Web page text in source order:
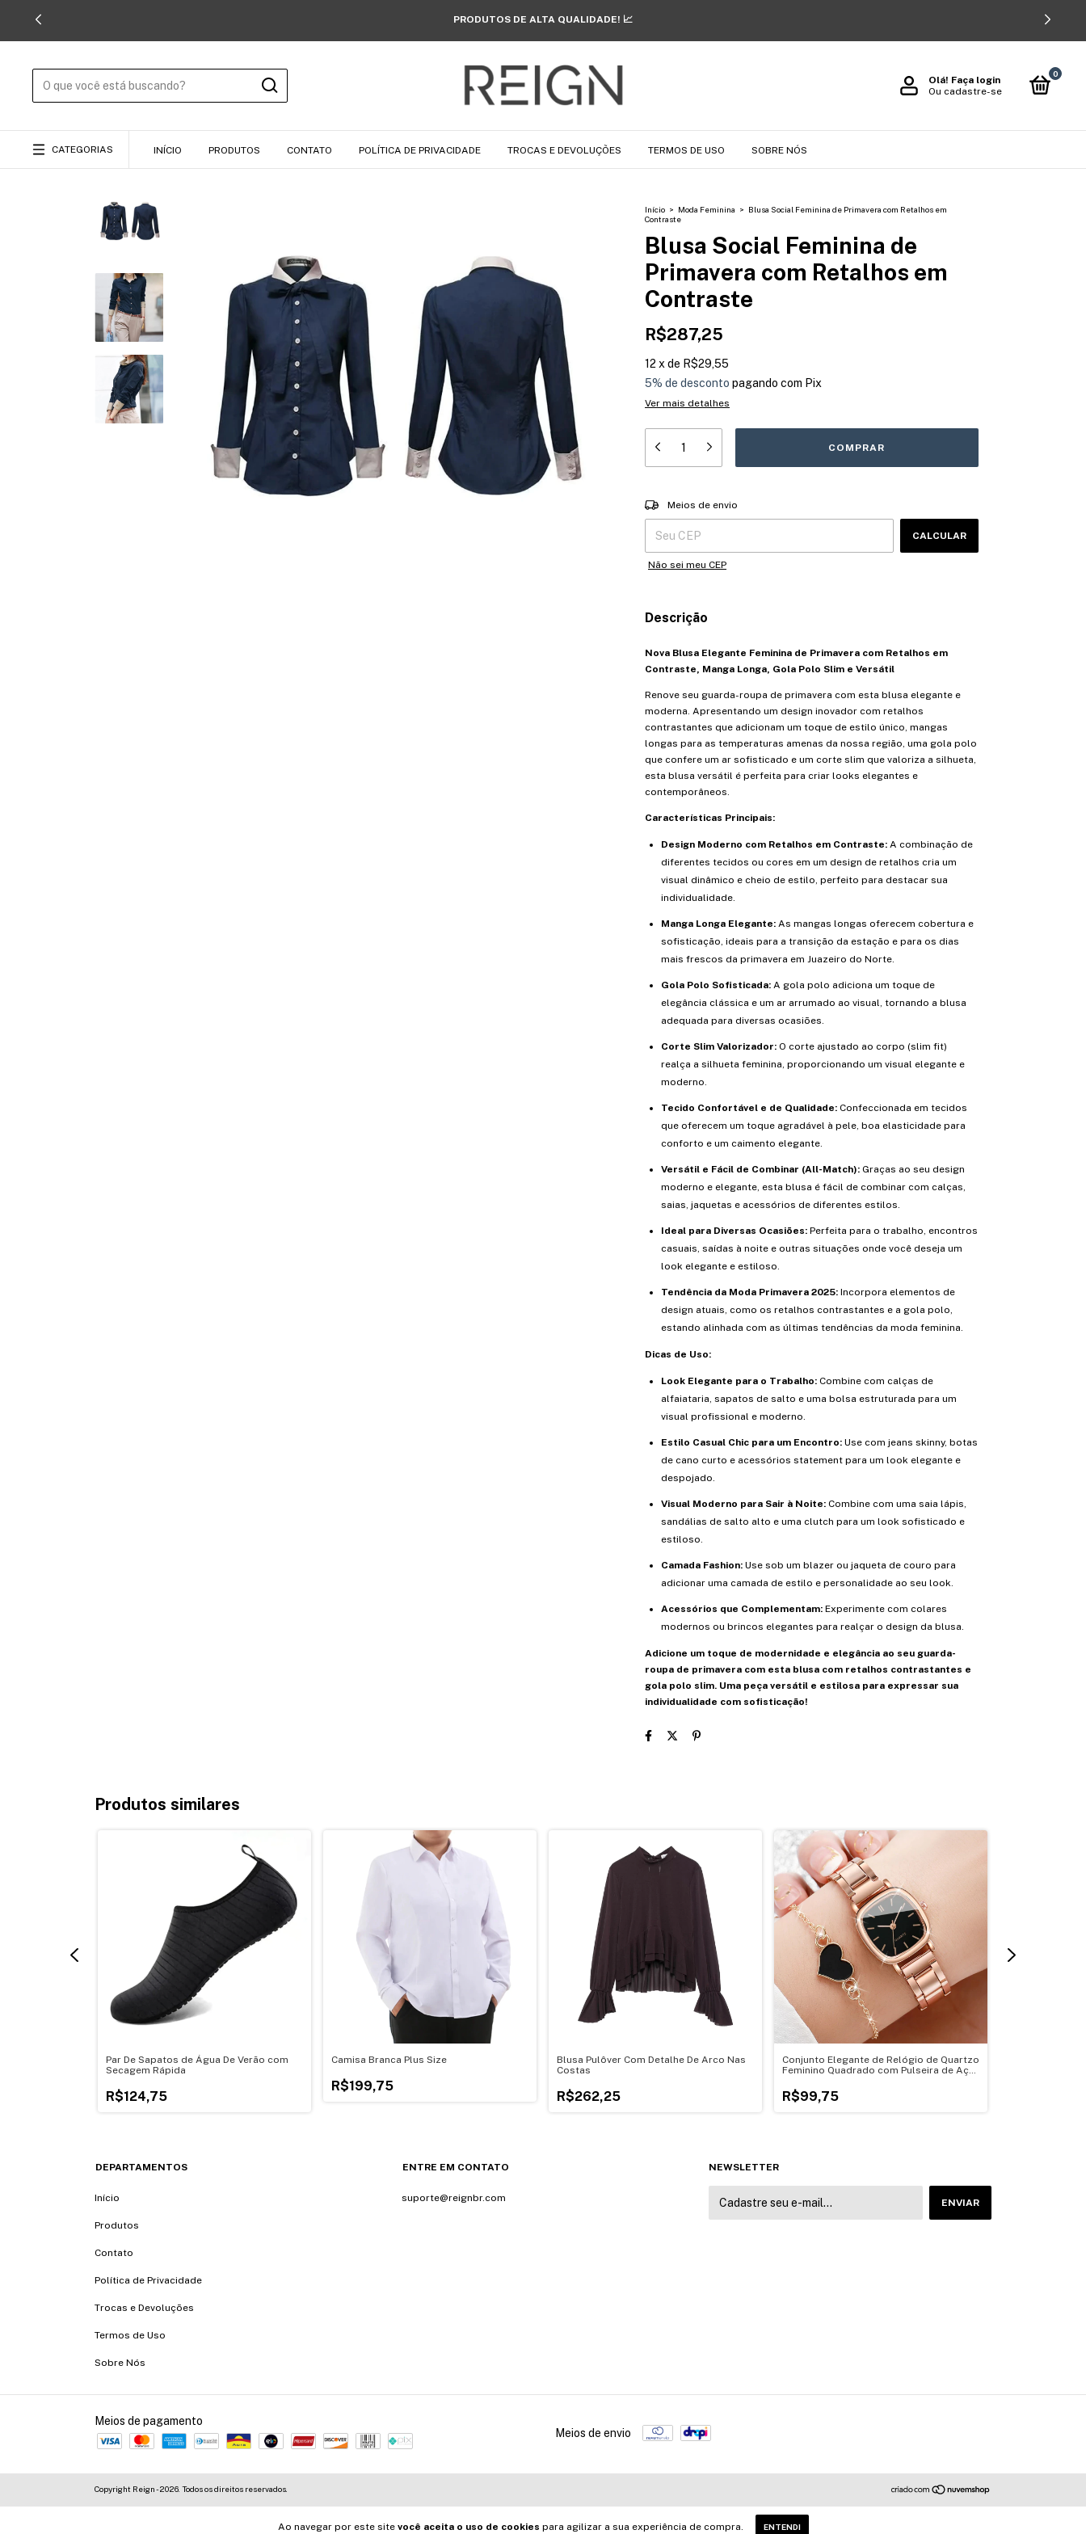
FRETE GRÁTIS SOMENTE HOJE! 🔥
Olá! Faça login
Ou cadastre-se
0
CATEGORIAS INÍCIO PRODUTOS CONTATO POLÍTICA DE PRIVACIDADE TROCAS E DEVOLUÇÕES TERMOS DE USO SOBRE NÓS
Ao navegar por este site você aceita o uso de cookies para agilizar a sua experiência de compra. ENTENDI
Início > Moda Feminina > Blusa Social Feminina de Primavera com Retalhos em
Contraste
Blusa Social Feminina de
Primavera com Retalhos em
Contraste
R$287,25
12 x de R$29,55
5% de desconto pagando com Pix
Ver mais detalhes
Entregas para o CEP:
Meios de envio
CALCULAR
Não sei meu CEP
Descrição
Nova Blusa Elegante Feminina de Primavera com Retalhos em
Contraste, Manga Longa, Gola Polo Slim e Versátil
Renove seu guarda-roupa de primavera com esta blusa elegante e
moderna. Apresentando um design inovador com retalhos
contrastantes que adicionam um toque de estilo único, mangas
longas para as temperaturas amenas da nossa região, uma gola polo
que confere um ar sofisticado e um corte slim que valoriza a silhueta,
esta blusa versátil é perfeita para criar looks elegantes e
contemporâneos.
Características Principais:
Design Moderno com Retalhos em Contraste: A combinação de
diferentes tecidos ou cores em um design de retalhos cria um
visual dinâmico e cheio de estilo, perfeito para destacar sua
individualidade.
Manga Longa Elegante: As mangas longas oferecem cobertura e
sofisticação, ideais para a transição da estação e para os dias
mais frescos da primavera em Juazeiro do Norte.
Gola Polo Sofisticada: A gola polo adiciona um toque de
elegância clássica e um ar arrumado ao visual, tornando a blusa
adequada para diversas ocasiões.
Corte Slim Valorizador: O corte ajustado ao corpo (slim fit)
realça a silhueta feminina, proporcionando um visual elegante e
moderno.
Tecido Confortável e de Qualidade: Confeccionada em tecidos
que oferecem um toque agradável à pele, boa elasticidade para
conforto e um caimento elegante.
Versátil e Fácil de Combinar (All-Match): Graças ao seu design
moderno e elegante, esta blusa é fácil de combinar com calças,
saias, jaquetas e acessórios de diferentes estilos.
Ideal para Diversas Ocasiões: Perfeita para o trabalho, encontros
casuais, saídas à noite e outras situações onde você deseja um
look elegante e estiloso.
Tendência da Moda Primavera 2025: Incorpora elementos de
design atuais, como os retalhos contrastantes e a gola polo,
estando alinhada com as últimas tendências da moda feminina.
Dicas de Uso:
Look Elegante para o Trabalho: Combine com calças de
alfaiataria, sapatos de salto e uma bolsa estruturada para um
visual profissional e moderno.
Estilo Casual Chic para um Encontro: Use com jeans skinny, botas
de cano curto e acessórios statement para um look elegante e
despojado.
Visual Moderno para Sair à Noite: Combine com uma saia lápis,
sandálias de salto alto e uma clutch para um look sofisticado e
estiloso.
Camada Fashion: Use sob um blazer ou jaqueta de couro para
adicionar uma camada de estilo e personalidade ao seu look.
Acessórios que Complementam: Experimente com colares
modernos ou brincos elegantes para realçar o design da blusa.
Adicione um toque de modernidade e elegância ao seu guarda-
roupa de primavera com esta blusa com retalhos contrastantes e
gola polo slim. Uma peça versátil e estilosa para expressar sua
individualidade com sofisticação!
Produtos similares
Par De Sapatos de Água De Verão com
Secagem Rápida
R$124,75
Camisa Branca Plus Size
R$199,75
Blusa Pulôver Com Detalhe De Arco Nas
Costas
R$262,25
Conjunto Elegante de Relógio de Quartzo
Feminino Quadrado com Pulseira de Aço
R$99,75
DEPARTAMENTOS
Início
Produtos
Contato
Política de Privacidade
Trocas e Devoluções
Termos de Uso
Sobre Nós
ENTRE EM CONTATO
suporte@reignbr.com
NEWSLETTER
Meios de pagamento
Meios de envio
Copyright Reign - 2026. Todos os direitos reservados.